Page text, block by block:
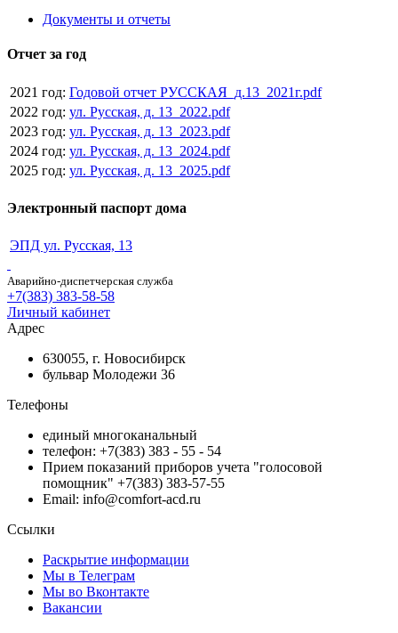
Документы и отчеты
Отчет за год
2021 год: Годовой отчет РУССКАЯ_д.13_2021г.pdf
2022 год: ул. Русская, д. 13_2022.pdf
2023 год: ул. Русская, д. 13_2023.pdf
2024 год: ул. Русская, д. 13_2024.pdf
2025 год: ул. Русская, д. 13_2025.pdf
Электронный паспорт дома
ЭПД ул. Русская, 13
Аварийно-диспетчерская служба
+7(383) 383-58-58
Личный кабинет
Адрес
630055, г. Новосибирск
бульвар Молодежи 36
Телефоны
единый многоканальный
телефон: +7(383) 383 - 55 - 54
Прием показаний приборов учета "голосовой
помощник" +7(383) 383-57-55
Email: info@comfort-acd.ru
Ссылки
Раскрытие информации
Мы в Телеграм
Мы во Вконтакте
Вакансии